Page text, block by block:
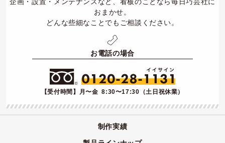
おまかせ。
どんな些細なことでもご相談ください。
お電話の場合
【受付時間】月〜金 8:30〜17:30（土日祝休業）
制作実績